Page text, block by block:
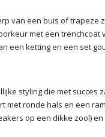
van een buis of trapeze
met een
een ketting en een set
styling die met succes
met ronde hals en een
op een dikke zool)